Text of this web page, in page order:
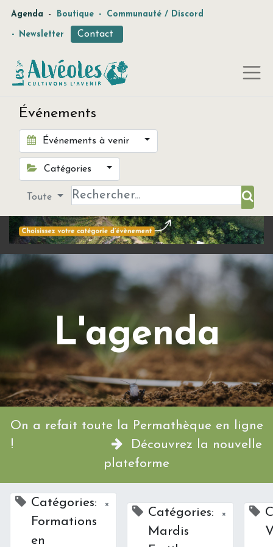
Agenda - Boutique - Communauté / Discord
- Newsletter Contact
Événements
Événements à venir
Catégories
Toute
L'agenda
On a refait toute la Permathèque en ligne
!
Découvrez la nouvelle
plateforme
Catégories:
Formations
en
×
Catégories:
Mardis
×